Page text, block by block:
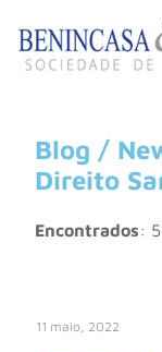
Blog /
Direito
Encontrados:
11 maio, 2022